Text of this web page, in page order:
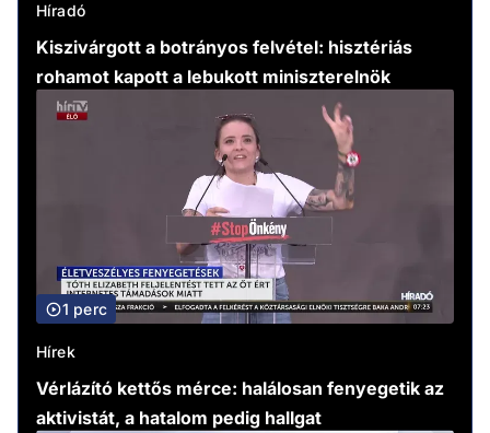
Híradó
Kiszivárgott a botrányos felvétel: hisztériás
rohamot kapott a lebukott miniszterelnök
1 perc
Hírek
Vérlázító kettős mérce: halálosan fenyegetik az
aktivistát, a hatalom pedig hallgat